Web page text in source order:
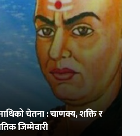
चेतना : चाणक्य, शक्ति र
जिम्मेवारी